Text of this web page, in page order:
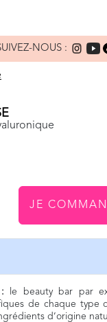
NOUS :
JE
le beauty bar par
de chaque type
d’origine